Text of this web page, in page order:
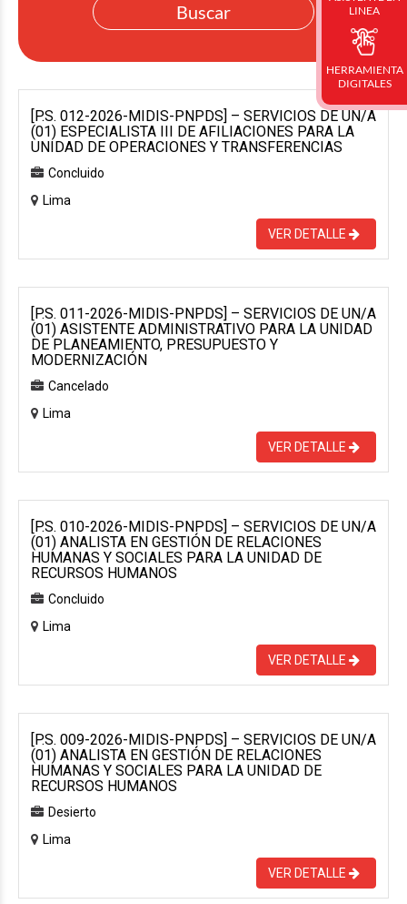
[P.S. 012-2026-MIDIS-PNPDS] – SERVICIOS DE UN/A
(01) ESPECIALISTA III DE AFILIACIONES PARA LA
UNIDAD DE OPERACIONES Y TRANSFERENCIAS
Concluido
Lima
VER DETALLE
[P.S. 011-2026-MIDIS-PNPDS] – SERVICIOS DE UN/A
(01) ASISTENTE ADMINISTRATIVO PARA LA UNIDAD
DE PLANEAMIENTO, PRESUPUESTO Y
MODERNIZACIÓN
Cancelado
Lima
VER DETALLE
[P.S. 010-2026-MIDIS-PNPDS] – SERVICIOS DE UN/A
(01) ANALISTA EN GESTIÓN DE RELACIONES
HUMANAS Y SOCIALES PARA LA UNIDAD DE
RECURSOS HUMANOS
Concluido
Lima
VER DETALLE
[P.S. 009-2026-MIDIS-PNPDS] – SERVICIOS DE UN/A
(01) ANALISTA EN GESTIÓN DE RELACIONES
HUMANAS Y SOCIALES PARA LA UNIDAD DE
RECURSOS HUMANOS
Desierto
Lima
VER DETALLE
LINEA
HERRAMIENTA
DIGITALES